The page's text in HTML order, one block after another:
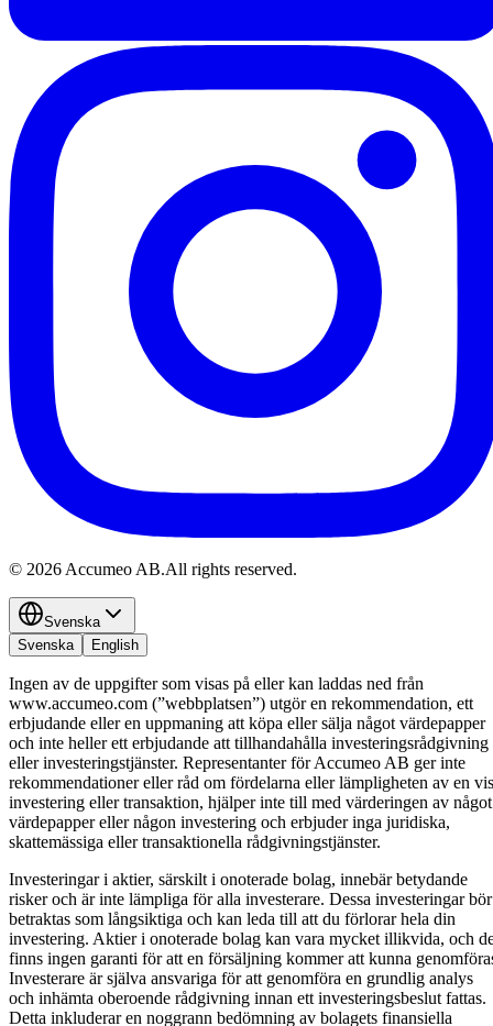
© 2026Accumeo AB.All rights reserved.
Svenska
Svenska
English
Ingen av de uppgifter som visas på eller kan laddas ned från
www.accumeo.com (”webbplatsen”) utgör en rekommendation, ett
erbjudande eller en uppmaning att köpa eller sälja något värdepapper
och inte heller ett erbjudande att tillhandahålla investeringsrådgivning
eller investeringstjänster. Representanter för Accumeo AB ger inte
rekommendationer eller råd om fördelarna eller lämpligheten av en
investering eller transaktion, hjälper inte till med värderingen av något
värdepapper eller någon investering och erbjuder inga juridiska,
skattemässiga eller transaktionella rådgivningstjänster.
Investeringar i aktier, särskilt i onoterade bolag, innebär betydande
risker och är inte lämpliga för alla investerare. Dessa investeringar bör
betraktas som långsiktiga och kan leda till att du förlorar hela din
investering. Aktier i onoterade bolag kan vara mycket illikvida, och
finns ingen garanti för att en försäljning kommer att kunna
Investerare är själva ansvariga för att genomföra en grundlig analys
och inhämta oberoende rådgivning innan ett investeringsbeslut fattas.
Detta inkluderar en noggrann bedömning av bolagets finansiella